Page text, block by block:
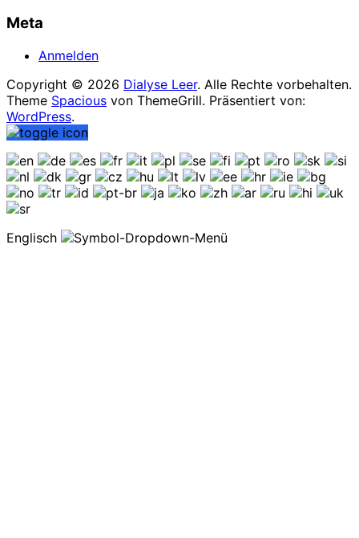
Meta
Anmelden
Copyright © 2026 Dialyse Leer. Alle Rechte vorbehalten.
Theme Spacious von ThemeGrill. Präsentiert von:
WordPress.
Englisch